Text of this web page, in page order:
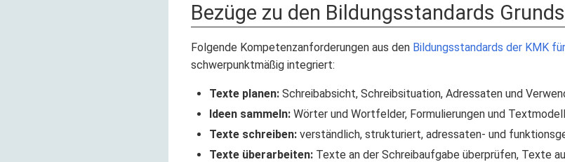
Bezüge zu den Bildungsstandards
Folgende Kompetenzanforderungen aus den Bildungsstandards der KMK
schwerpunktmäßig integriert:
Texte planen:Schreibabsicht, Schreibsituation, Adressaten und
Ideen sammeln:Wörter und Wortfelder, Formulierungen und
Texte schreiben:verständlich, strukturiert, adressaten- und
Texte überarbeiten:Texte an der Schreibaufgabe überprüfen, Texte